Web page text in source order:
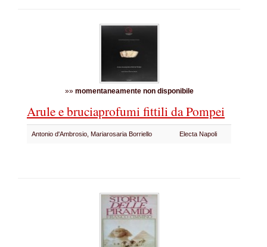
»» momentaneamente non disponibile
Arule e bruciaprofumi fittili da Pompei
Antonio d'Ambrosio, Mariarosaria Borriello Electa Napoli